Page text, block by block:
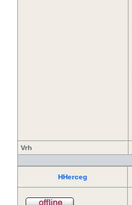
Vrh
HHerceg